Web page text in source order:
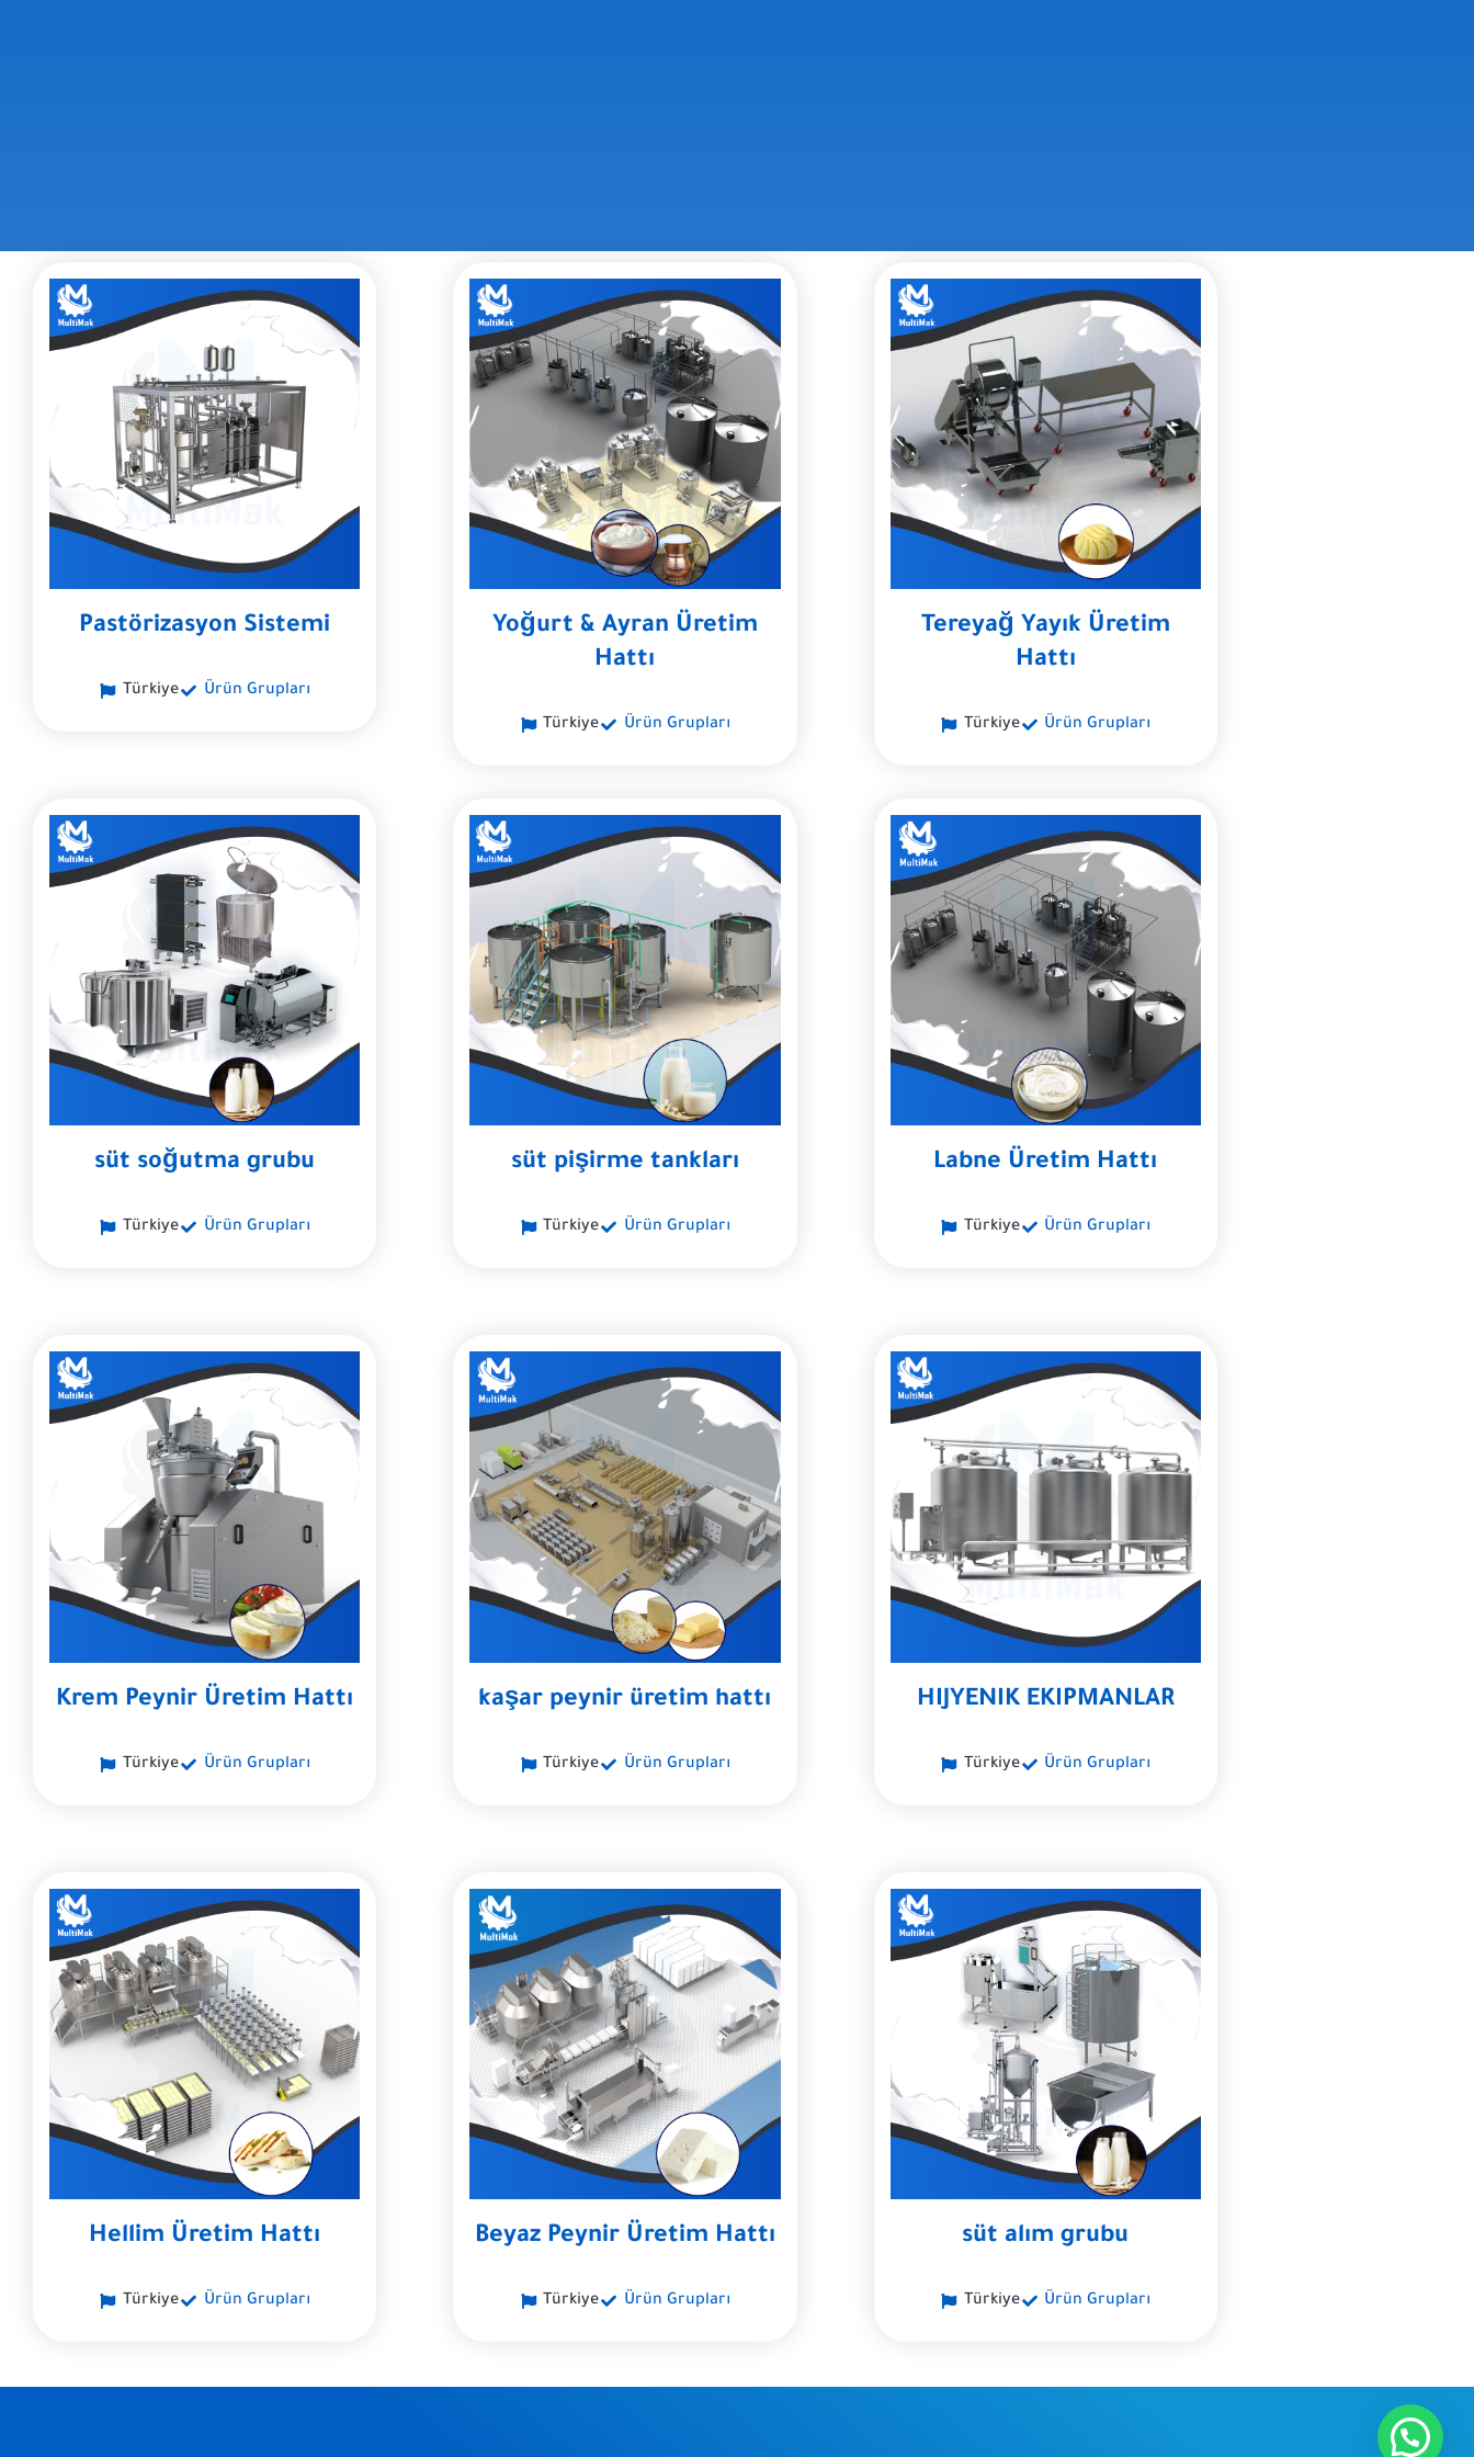
Pastörizasyon Sistemi
Türkiye Ürün Grupları
Yoğurt & Ayran Üretim
Hattı
Türkiye Ürün Grupları
Tereyağ Yayık Üretim
Hattı
Türkiye Ürün Grupları
süt soğutma grubu
Türkiye Ürün Grupları
süt pişirme tankları
Türkiye Ürün Grupları
Labne Üretim Hattı
Türkiye Ürün Grupları
Krem Peynir Üretim Hattı
Türkiye Ürün Grupları
kaşar peynir üretim hattı
Türkiye Ürün Grupları
HIJYENIK EKIPMANLAR
Türkiye Ürün Grupları
Hellim Üretim Hattı
Türkiye Ürün Grupları
Beyaz Peynir Üretim Hattı
Türkiye Ürün Grupları
süt alım grubu
Türkiye Ürün Grupları